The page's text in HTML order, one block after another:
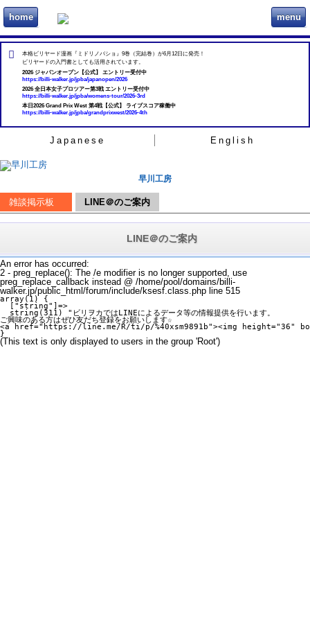
home ビリヲカ menu
本格ビリヤード漫画『ミドリノバショ』9巻（完結巻）が6月12日に発売！
ビリヤードの入門書としても活用されています。
2026 ジャパンオープン【公式】 エントリー受付中
https://billi-walker.jp/jpba/japanopen/2026
2026 全日本女子プロツアー第3戦 エントリー受付中
https://billi-walker.jp/jpba/womens-tour/2026-3rd
本日2026 Grand Prix West 第4戦【公式】 ライブスコア稼働中
https://billi-walker.jp/jpba/grandprixwest/2026-4th
Japanese English
早川工房
雑談掲示板 LINE＠のご案内
LINE＠のご案内
An error has occurred:
2 - preg_replace(): The /e modifier is no longer supported, use
preg_replace_callback instead @ /home/pool/domains/billi-
walker.jp/public_html/forum/include/ksesf.class.php line 515
array(1) {
  ["string"]=>
  string(311) "ビリヲカではLINEによるデータ等の情報提供を行います。
ご興味のある方はぜひ友だち登録をお願いします☆
<a href="https://line.me/R/ti/p/%40xsm9891b"><img height="36"
(This text is only displayed to users in the group 'Root')